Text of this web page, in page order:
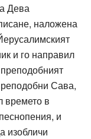
Дева
наложена
и го направил
Сава,
времето в
и
изобличи